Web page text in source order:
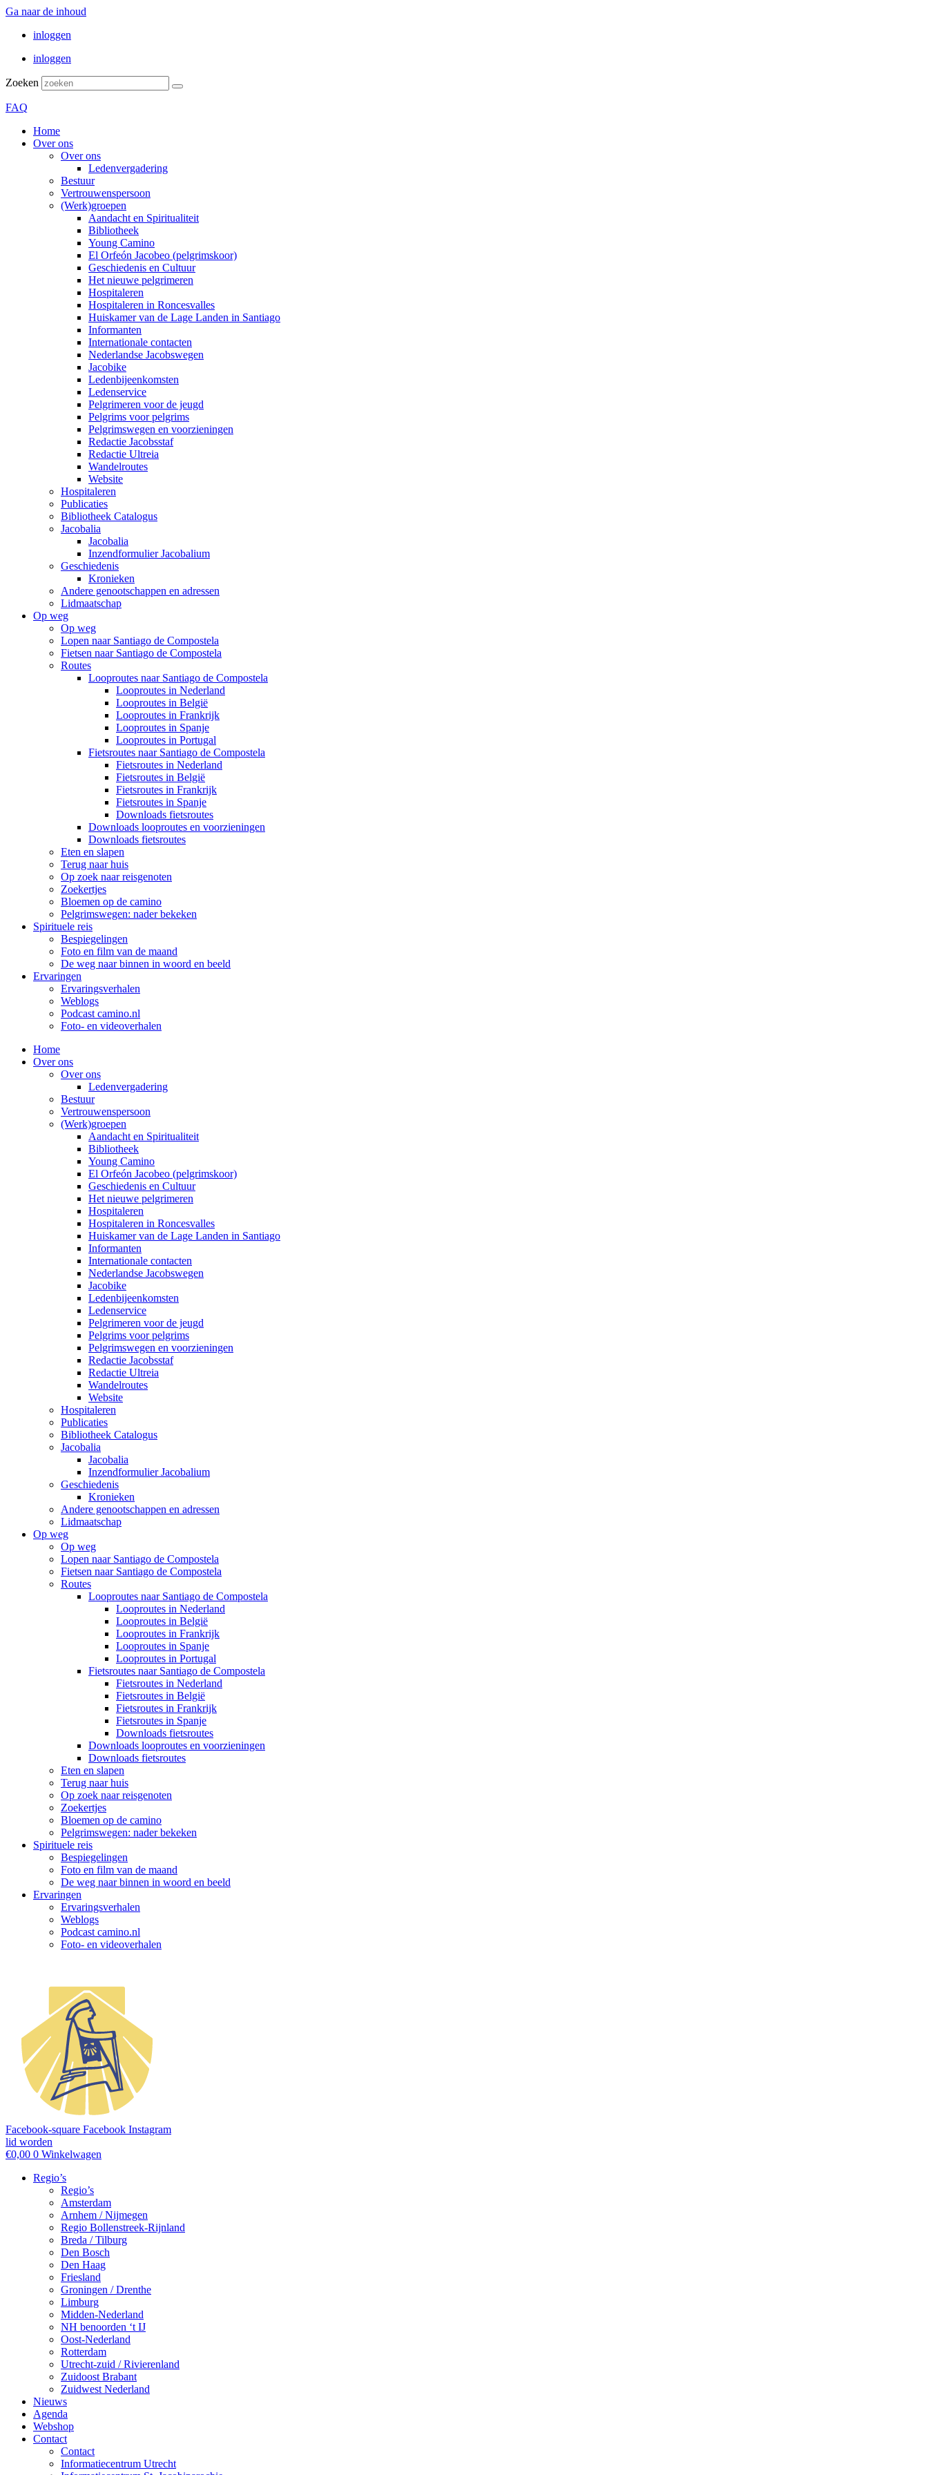
Ga naar de inhoud
inloggen
inloggen
Zoeken
FAQ
Home
Over ons
Over ons
Ledenvergadering
Bestuur
Vertrouwenspersoon
(Werk)groepen
Aandacht en Spiritualiteit
Bibliotheek
Young Camino
El Orfeón Jacobeo (pelgrimskoor)
Geschiedenis en Cultuur
Het nieuwe pelgrimeren
Hospitaleren
Hospitaleren in Roncesvalles
Huiskamer van de Lage Landen in Santiago
Informanten
Internationale contacten
Nederlandse Jacobswegen
Jacobike
Ledenbijeenkomsten
Ledenservice
Pelgrimeren voor de jeugd
Pelgrims voor pelgrims
Pelgrimswegen en voorzieningen
Redactie Jacobsstaf
Redactie Ultreia
Wandelroutes
Website
Hospitaleren
Publicaties
Bibliotheek Catalogus
Jacobalia
Jacobalia
Inzendformulier Jacobalium
Geschiedenis
Kronieken
Andere genootschappen en adressen
Lidmaatschap
Op weg
Op weg
Lopen naar Santiago de Compostela
Fietsen naar Santiago de Compostela
Routes
Looproutes naar Santiago de Compostela
Looproutes in Nederland
Looproutes in België
Looproutes in Frankrijk
Looproutes in Spanje
Looproutes in Portugal
Fietsroutes naar Santiago de Compostela
Fietsroutes in Nederland
Fietsroutes in België
Fietsroutes in Frankrijk
Fietsroutes in Spanje
Downloads fietsroutes
Downloads looproutes en voorzieningen
Downloads fietsroutes
Eten en slapen
Terug naar huis
Op zoek naar reisgenoten
Zoekertjes
Bloemen op de camino
Pelgrimswegen: nader bekeken
Spirituele reis
Bespiegelingen
Foto en film van de maand
De weg naar binnen in woord en beeld
Ervaringen
Ervaringsverhalen
Weblogs
Podcast camino.nl
Foto- en videoverhalen
Home
Over ons
Over ons
Ledenvergadering
Bestuur
Vertrouwenspersoon
(Werk)groepen
Aandacht en Spiritualiteit
Bibliotheek
Young Camino
El Orfeón Jacobeo (pelgrimskoor)
Geschiedenis en Cultuur
Het nieuwe pelgrimeren
Hospitaleren
Hospitaleren in Roncesvalles
Huiskamer van de Lage Landen in Santiago
Informanten
Internationale contacten
Nederlandse Jacobswegen
Jacobike
Ledenbijeenkomsten
Ledenservice
Pelgrimeren voor de jeugd
Pelgrims voor pelgrims
Pelgrimswegen en voorzieningen
Redactie Jacobsstaf
Redactie Ultreia
Wandelroutes
Website
Hospitaleren
Publicaties
Bibliotheek Catalogus
Jacobalia
Jacobalia
Inzendformulier Jacobalium
Geschiedenis
Kronieken
Andere genootschappen en adressen
Lidmaatschap
Op weg
Op weg
Lopen naar Santiago de Compostela
Fietsen naar Santiago de Compostela
Routes
Looproutes naar Santiago de Compostela
Looproutes in Nederland
Looproutes in België
Looproutes in Frankrijk
Looproutes in Spanje
Looproutes in Portugal
Fietsroutes naar Santiago de Compostela
Fietsroutes in Nederland
Fietsroutes in België
Fietsroutes in Frankrijk
Fietsroutes in Spanje
Downloads fietsroutes
Downloads looproutes en voorzieningen
Downloads fietsroutes
Eten en slapen
Terug naar huis
Op zoek naar reisgenoten
Zoekertjes
Bloemen op de camino
Pelgrimswegen: nader bekeken
Spirituele reis
Bespiegelingen
Foto en film van de maand
De weg naar binnen in woord en beeld
Ervaringen
Ervaringsverhalen
Weblogs
Podcast camino.nl
Foto- en videoverhalen
Facebook-square Facebook Instagram
lid worden
€0,00 0 Winkelwagen
Regio’s
Regio’s
Amsterdam
Arnhem / Nijmegen
Regio Bollenstreek-Rijnland
Breda / Tilburg
Den Bosch
Den Haag
Friesland
Groningen / Drenthe
Limburg
Midden-Nederland
NH benoorden ‘t IJ
Oost-Nederland
Rotterdam
Utrecht-zuid / Rivierenland
Zuidoost Brabant
Zuidwest Nederland
Nieuws
Agenda
Webshop
Contact
Contact
Informatiecentrum Utrecht